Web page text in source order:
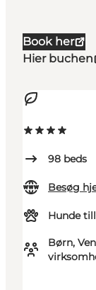
Book her
Hier buchen
98 beds
Besøg
Hunde
Børn,